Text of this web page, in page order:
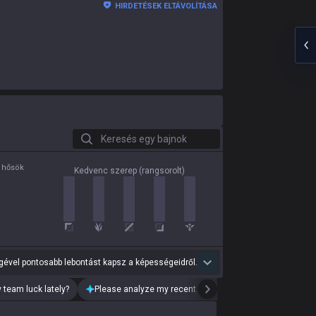
HIRDETÉSEK ELTÁVOLÍTÁSA
Keresés egy bajnok
Kedvenc szerep (rangsorolt)
pontosabb lebontást kapsz a képességeidről.
team luck lately? Please analyze my recent playstyle.